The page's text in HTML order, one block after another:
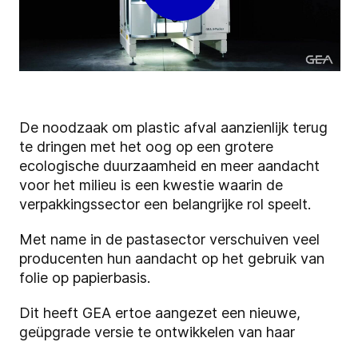
De noodzaak om plastic afval aanzienlijk terug
te dringen met het oog op een grotere
ecologische duurzaamheid en meer aandacht
voor het milieu is een kwestie waarin de
verpakkingssector een belangrijke rol speelt.
Met name in de pastasector verschuiven veel
producenten hun aandacht op het gebruik van
folie op papierbasis.
Dit heeft GEA ertoe aangezet een nieuwe,
geüpgrade versie te ontwikkelen van haar